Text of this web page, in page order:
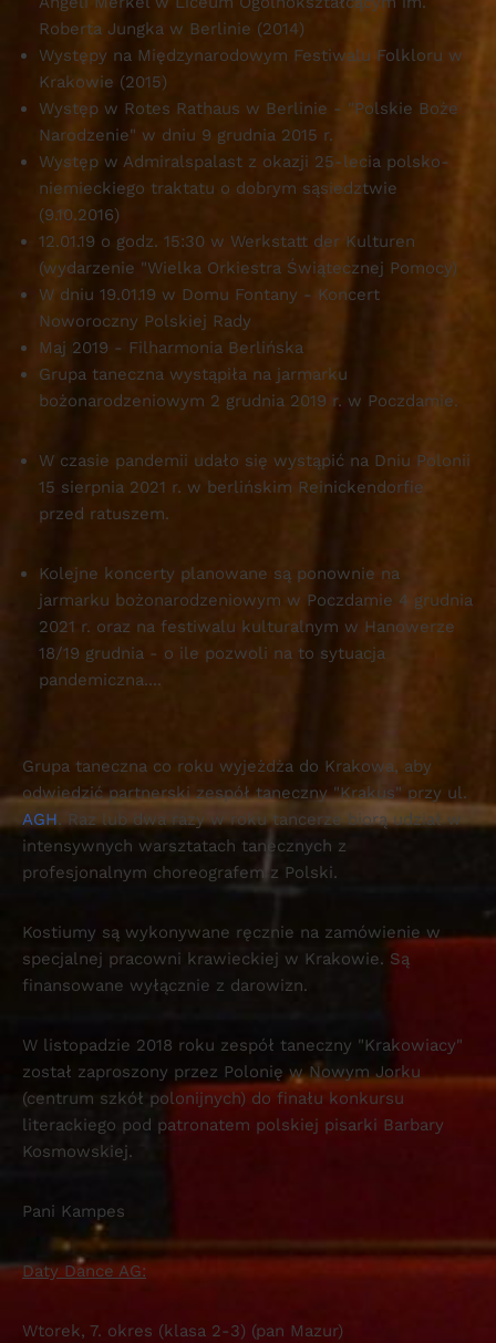
Roberta Jungka w Berlinie (2014)
Występy na Międzynarodowym Festiwalu Folkloru w
Krakowie (2015)
Występ w Rotes Rathaus w Berlinie - "Polskie Boże
Narodzenie" w dniu 9 grudnia 2015 r.
Występ w Admiralspalast z okazji 25-lecia polsko-
niemieckiego traktatu o dobrym sąsiedztwie
(9.10.2016)
12.01.19 o godz. 15:30 w Werkstatt der Kulturen
(wydarzenie "Wielka Orkiestra Świątecznej Pomocy)
W dniu 19.01.19 w Domu Fontany - Koncert
Noworoczny Polskiej Rady
Maj 2019 - Filharmonia Berlińska
Grupa taneczna wystąpiła na jarmarku
bożonarodzeniowym 2 grudnia 2019 r. w Poczdamie.
W czasie pandemii udało się wystąpić na Dniu Polonii
15 sierpnia 2021 r. w berlińskim Reinickendorfie
przed ratuszem.
Kolejne koncerty planowane są ponownie na
jarmarku bożonarodzeniowym w Poczdamie 4 grudnia
2021 r. oraz na festiwalu kulturalnym w Hanowerze
18/19 grudnia - o ile pozwoli na to sytuacja
pandemiczna....
Grupa taneczna co roku wyjeżdża do Krakowa, aby
odwiedzić partnerski zespół taneczny "Krakus" przy ul.
AGH. Raz lub dwa razy w roku tancerze biorą udział w
intensywnych warsztatach tanecznych z
profesjonalnym choreografem z Polski.
Kostiumy są wykonywane ręcznie na zamówienie w
specjalnej pracowni krawieckiej w Krakowie. Są
finansowane wyłącznie z darowizn.
W listopadzie 2018 roku zespół taneczny "Krakowiacy"
został zaproszony przez Polonię w Nowym Jorku
(centrum szkół polonijnych) do finału konkursu
literackiego pod patronatem polskiej pisarki Barbary
Kosmowskiej.
Pani Kampes
Daty Dance AG:
Wtorek, 7. okres (klasa 2-3) (pan Mazur)